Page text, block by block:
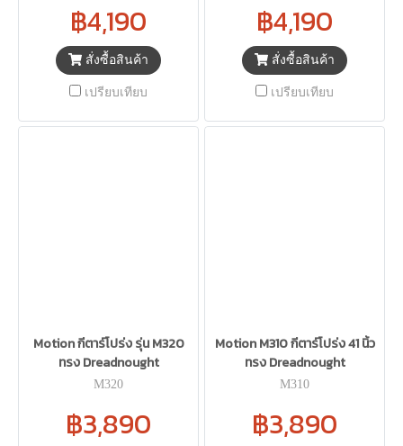
฿4,190
สั่งซื้อสินค้า
เปรียบเทียบ
฿4,190
สั่งซื้อสินค้า
เปรียบเทียบ
Motion กีตาร์โปร่ง รุ่น M320
ทรง Dreadnought
M320
฿3,890
Motion M310 กีตาร์โปร่ง 41 นิ้ว
ทรง Dreadnought
M310
฿3,890